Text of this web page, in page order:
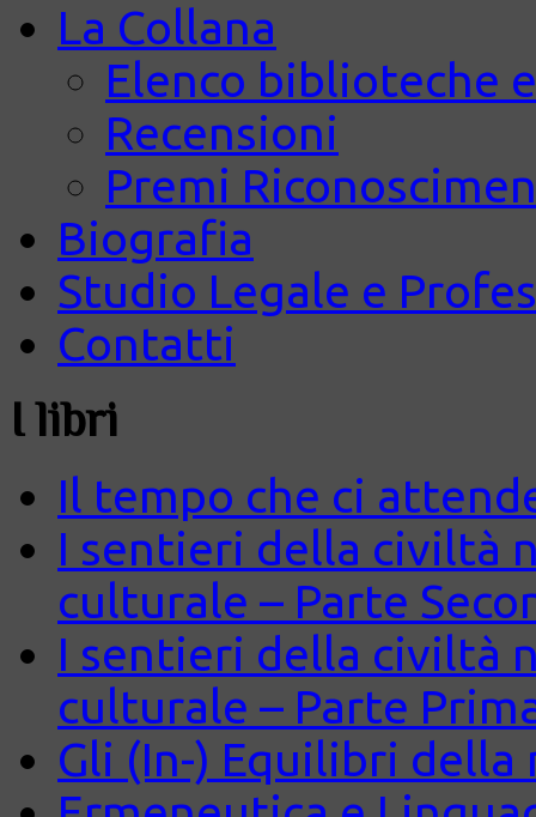
La Collana
Elenco biblioteche
Recensioni
Premi
Biografia
Studio Legale e
Contatti
I libri
Il tempo che ci
I sentieri della civiltà
culturale – Parte
I sentieri della civiltà
culturale – Parte
Gli (In-) Equilibri della